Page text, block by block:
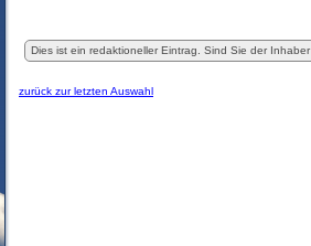
Dies ist ein redaktioneller Eintrag. Sind Sie der
zurück zur letzten Auswahl